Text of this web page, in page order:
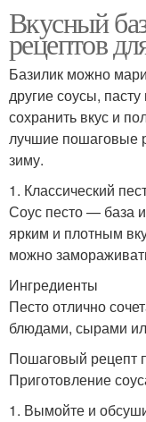
Вкусный
рецептов
Базилик можно
другие соусы,
сохранить вкус и
лучшие пошаговые
зиму.
1. Классический
Соус песто — база
ярким и плотным
можно
Ингредиенты
Песто отлично
блюдами, сырами
Пошаговый рецепт
Приготовление
1. Вымойте и